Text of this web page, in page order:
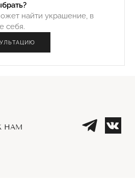
найти украшение, в
себя.
НАМ Телеграм
Вк